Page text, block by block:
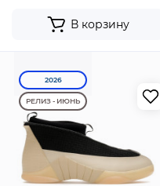
В корзину
2026
РЕЛИЗ - ИЮНЬ